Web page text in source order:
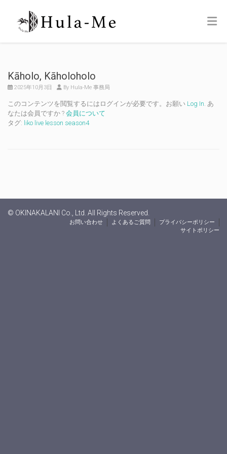
Kāholo, Kāholoholo
2025年10月3日 By Hula-Me 事務局
このコンテンツを閲覧するにはログインが必要です。お願い Log In. あ
なたは会員ですか ? 会員について
タグ: liko live lesson season4
© OKINAKALANI Co., Ltd. All Rights Reserved.
お問い合わせ よくあるご質問
プライバシーポリシー
サイトポリシー